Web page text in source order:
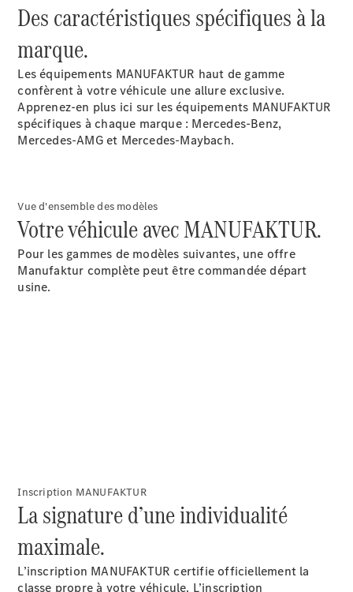
Tous les
Breaks
CLA
Shooting
Brake
CLA
Shooting
Brake
Classe C
Terrain
Classe E
Break
Classe E
Break All-
Terrain
Tous les
Hatchbacks
Classe A
Berline
compacte
Classe B
Des caractéristiques spécifiques à la
marque.
Les équipements MANUFAKTUR haut de gamme
confèrent à votre véhicule une allure exclusive.
Apprenez-en plus ici sur les équipements MANUFAKTUR
spécifiques à chaque marque : Mercedes-Benz,
Mercedes-AMG et Mercedes-Maybach.
Vue d'ensemble des modèles
Votre véhicule avec MANUFAKTUR.
Pour les gammes de modèles suivantes, une offre
Manufaktur complète peut être commandée départ
usine.
Inscription MANUFAKTUR
La signature d’une individualité
maximale.
L’inscription MANUFAKTUR certifie officiellement la
classe propre à votre véhicule. L’inscription